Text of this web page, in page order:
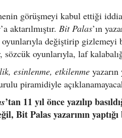
görüşmeyi kabul ettiği
’a aktarılmıştır. Bit Palas’ın
değiştirip gizlemeyi
oyunlarıyla, laf
esinlenme, etkilenme yazarın
piramidiyle
’tan 11 yıl önce yazılıp
Bit Palas yazarının